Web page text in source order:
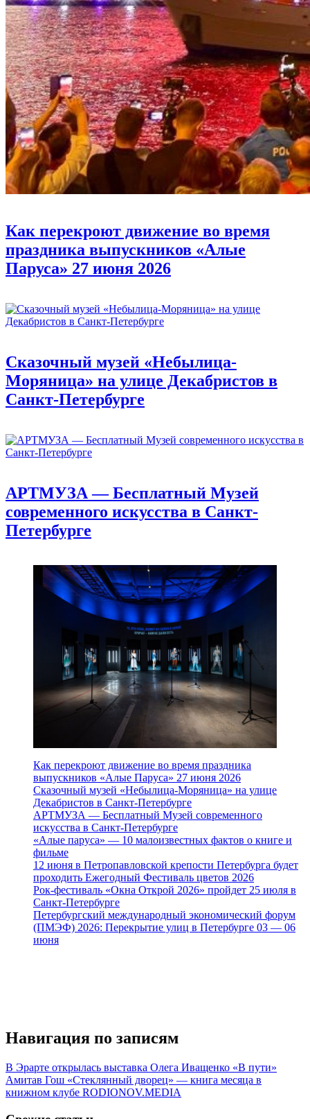
Как перекроют движение во время
праздника выпускников «Алые
Паруса» 27 июня 2026
Сказочный музей «Небылица-
Моряница» на улице Декабристов в
Санкт-Петербурге
АРТМУЗА — Бесплатный Музей
современного искусства в Санкт-
Петербурге
Как перекроют движение во время праздника
выпускников «Алые Паруса» 27 июня 2026
Сказочный музей «Небылица-Моряница» на улице
Декабристов в Санкт-Петербурге
АРТМУЗА — Бесплатный Музей современного
искусства в Санкт-Петербурге
«Алые паруса» — 10 малоизвестных фактов о книге и
фильме
12 июня в Петропавловской крепости Петербурга будет
проходить Ежегодный Фестиваль цветов 2026
Рок-фестиваль «Окна Открой 2026» пройдет 25 июля в
Санкт-Петербурге
Петербургский международный экономический форум
(ПМЭФ) 2026: Перекрытие улиц в Петербурге 03 — 06
июня
Навигация по записям
В Эрарте открылась выставка Олега Иващенко «В пути»
Амитав Гош «Стеклянный дворец» — книга месяца в
книжном клубе RODIONOV.MEDIA